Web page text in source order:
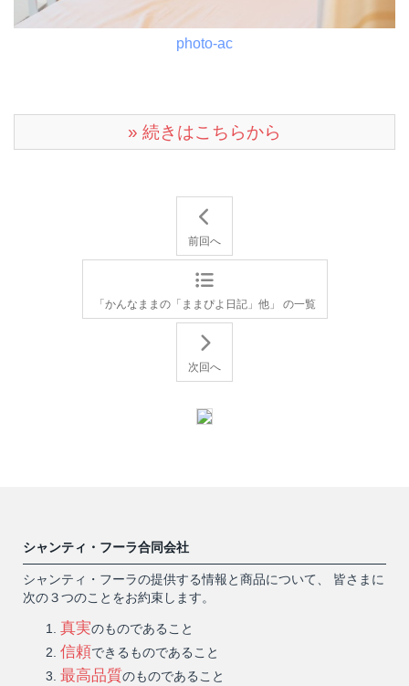
photo-ac
» 続きはこちらから
前回へ
「かんなままの「ままぴよ日記」他」 の一覧
次回へ
シャンティ・フーラ合同会社
シャンティ・フーラの提供する情報と商品について、 皆さまに
次の３つのことをお約束します。
真実のものであること
信頼できるものであること
最高品質のものであること